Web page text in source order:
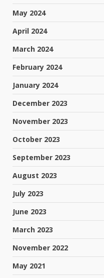
May 2024
April 2024
March 2024
February 2024
January 2024
December 2023
November 2023
October 2023
September 2023
August 2023
July 2023
June 2023
March 2023
November 2022
May 2021